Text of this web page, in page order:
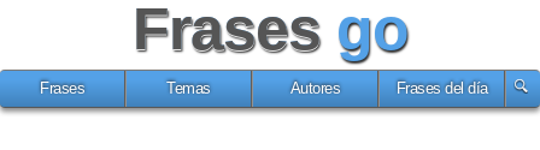
Frases go
Frases Temas Autores Frases del día